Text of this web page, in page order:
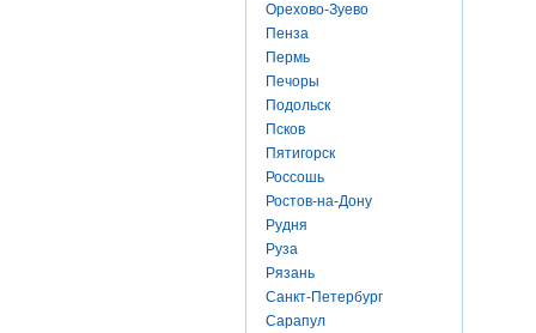
Орехово-Зуево
Пенза
Пермь
Печоры
Подольск
Псков
Пятигорск
Россошь
Ростов-на-Дону
Рудня
Руза
Рязань
Санкт-Петербург
Сарапул